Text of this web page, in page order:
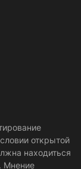
открытой
находиться
Мнение